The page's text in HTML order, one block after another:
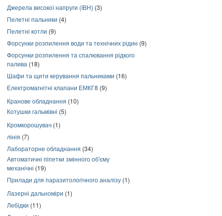
Джерела високої напруги (ІВН) (3)
Пелетні пальники (4)
Пелетні котли (9)
Форсунки розпилення води та технічних рідин (9)
Форсунки розпилення та спалювання рідкого
палива (18)
Шафи та щити керування пальниками (16)
Електромагнітні клапани ЕМКГ8 (9)
Кранове обладнання (10)
Котушки гальмівні (5)
Кромкорошувач (1)
лінія (7)
Лабораторне обладнання (34)
Автоматичні піпетки змінного об'єму
механічні (19)
Прилади для паразитологічного аналізу (1)
Лазерні дальноміри (1)
Лебідки (11)